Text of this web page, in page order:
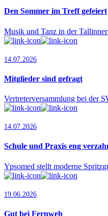
Den Sommer im Treff gefeiert
Musik und Tanz in der
14.07.2026
Mitglieder sind gefragt
Vertreterversammlung bei der
14.07.2026
Schule und Praxis eng
Ypsomed stellt moderne
19.06.2026
Gut bei Fernweh